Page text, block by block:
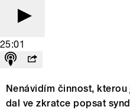
25:01
Nenávidím činnost,
dal ve zkratce popsat